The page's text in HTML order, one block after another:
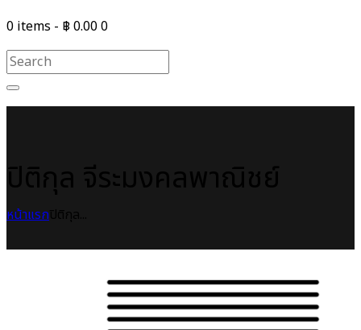
0 items - ฿ 0.000
หน้าแรก